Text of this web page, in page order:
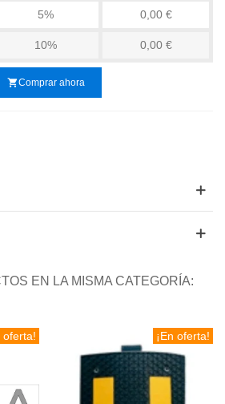
5% 0,00 €
10% 0,00 €
shopping_cartComprar ahora
EN LA MISMA CATEGORÍA:
oferta! ¡En oferta!